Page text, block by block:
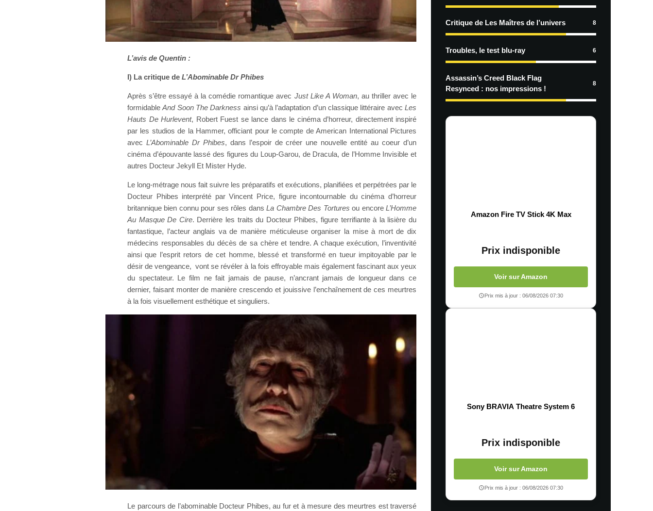
L’avis de Quentin :
I) La critique de L’Abominable Dr Phibes
Après s’être essayé à la comédie romantique avec Just Like A Woman, au thriller avec le
formidableAnd Soon The Darkness ainsi qu’à l’adaptation d’un classique littéraire avec Les
Hauts De Hurlevent, Robert Fuest se lance dans le cinéma d’horreur, directement inspiré
par les studios de la Hammer, officiant pour le compte de American International Pictures
avec L’Abominable Dr Phibes, dans l’espoir de créer une nouvelle entité au coeur d’un
cinéma d’épouvante lassé des figures du Loup-Garou, de Dracula, de l’Homme Invisible et
autres Docteur Jekyll Et Mister Hyde.
Le long-métrage nous fait suivre les préparatifs et exécutions, planifiées et perpétrées par le
Docteur Phibes interprété par Vincent Price, figure incontournable du cinéma d’horreur
britannique bien connu pour ses rôles dansLa Chambre Des Tortures ou encoreL’Homme
Au Masque De Cire. Derrière les traits du Docteur Phibes, figure terrifiante à la lisière du
fantastique, l’acteur anglais va de manière méticuleuse organiser la mise à mort de dix
médecins responsables du décès de sa chère et tendre. A chaque exécution, l’inventivité
ainsi que l’esprit retors de cet homme, blessé et transformé en tueur impitoyable par le
désir de vengeance, vont se révéler à la fois effroyable mais également fascinant aux yeux
du spectateur. Le film ne fait jamais de pause, n’ancrant jamais de longueur dans ce
dernier, faisant monter de manière crescendo et jouissive l’enchaînement de ces meurtres
à la fois visuellement esthétique et singuliers.
Le parcours de l’abominable Docteur Phibes, au fur et à mesure des meurtres est traversé
Critique de Les Maîtres de l’univers 8
Troubles, le test blu-ray 6
Assassin’s Creed Black Flag
Resynced : nos impressions !
8
Amazon Fire TV Stick 4K Max
Prix indisponible
Voir sur Amazon
Prix mis à jour : 06/08/2026 07:30
Sony BRAVIA Theatre System 6
Prix indisponible
Voir sur Amazon
Prix mis à jour : 06/08/2026 07:30